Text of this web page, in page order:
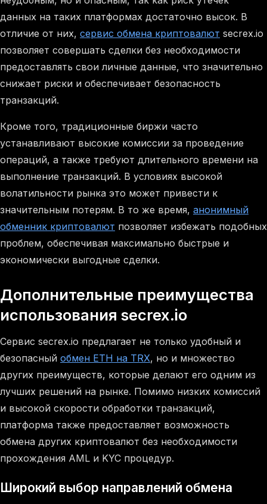
данных на таких платформах достаточно высок. В
отличие от них, сервис обмена криптовалют secrex.io
позволяет совершать сделки без необходимости
предоставлять свои личные данные, что значительно
снижает риски и обеспечивает безопасность
транзакций.
Кроме того, традиционные биржи часто
устанавливают высокие комиссии за проведение
операций, а также требуют длительного времени на
выполнение транзакций. В условиях высокой
волатильности рынка это может привести к
значительным потерям. В то же время, анонимный
обменник криптовалют позволяет избежать подобных
проблем, обеспечивая максимально быстрые и
экономически выгодные сделки.
Дополнительные преимущества
использования secrex.io
Сервис secrex.io предлагает не только удобный и
безопасный обмен ETH на TRX, но и множество
других преимуществ, которые делают его одним из
лучших решений на рынке. Помимо низких комиссий
и высокой скорости обработки транзакций,
платформа также предоставляет возможность
обмена других криптовалют без необходимости
прохождения AML и KYC процедур.
Широкий выбор направлений обмена